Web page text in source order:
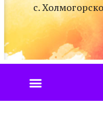
с.